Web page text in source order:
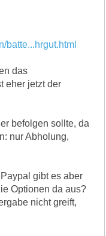
batte...hrgut.html
das
eher jetzt der
befolgen sollte, da
nur Abholung,
gibt es aber
Optionen da aus?
nicht greift,